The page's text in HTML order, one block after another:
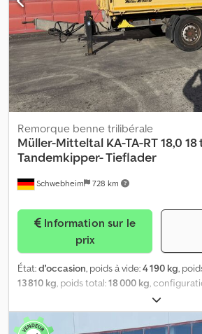
réserve d’erreurs typographiques,
photos d’illustration --, Plus de données sur
! Cjdjzrqhmspfx Anderf
Schwebheim 728 km
Remorque benne trilibérale
Müller-Mitteltal KA-TA-RT 18,0 18
Tandemkipper- Tieflader
prix
État:d'occasion, poids à vide:4 190 kg,
13 810 kg, poids total:18 000 kg,
11/2016,
pneus:385/55R22,5 160J, couleur:autre,
autre, taille du pneu avant:385/55R22,5